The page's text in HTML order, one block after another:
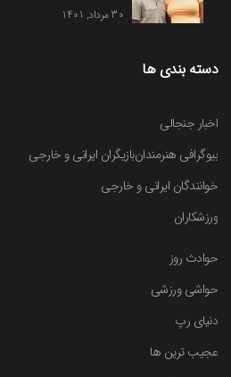
30 مرداد, 1401
دسته بندی ها
اخبار جنجالی
بیوگرافی هنرمندانبازیگران ایرانی و خارجی
خوانندگان ایرانی و خارجی
ورزشکاران
حوادث روز
حواشی ورزشی
دنیای رپ
عجیب ترین ها